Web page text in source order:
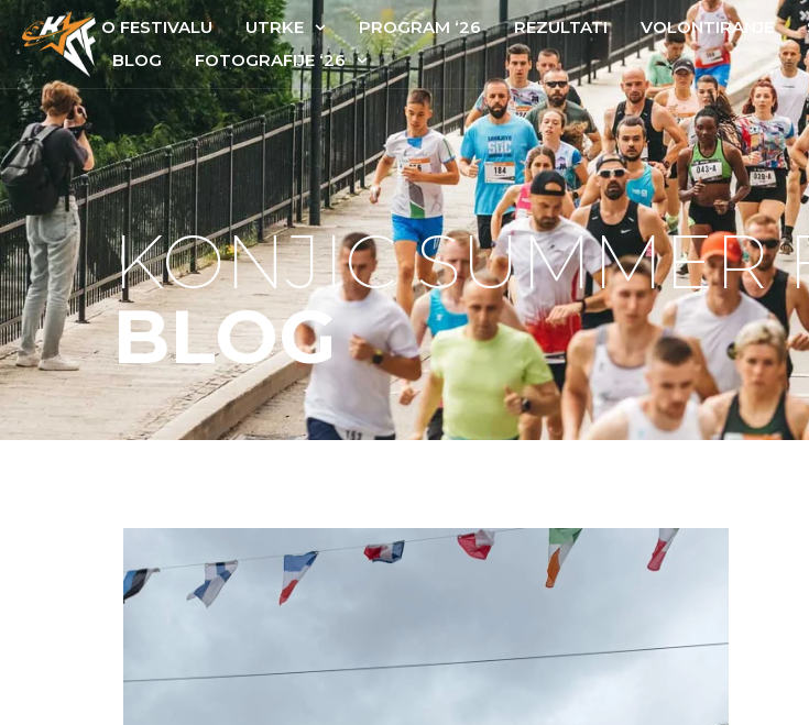
O FESTIVALU UTRKE PROGRAM ‘26 REZULTATI VOLONTIRANJE
BLOG
FOTOGRAFIJE ‘26
KONJIC SUMMER
BLOG